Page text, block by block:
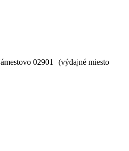
02901 (výdajné miesto